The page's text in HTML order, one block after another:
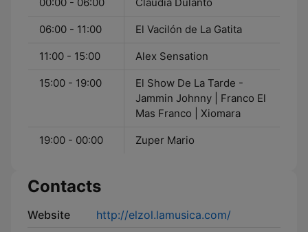
06:00 - 11:00 El Vacilón de La Gatita
11:00 - 15:00 Alex Sensation
15:00 - 19:00
El Show De La Tarde -
Jammin Johnny | Franco El
Mas Franco | Xiomara
19:00 - 00:00 Zuper Mario
Contacts
Website
http://elzol.lamusica.com/